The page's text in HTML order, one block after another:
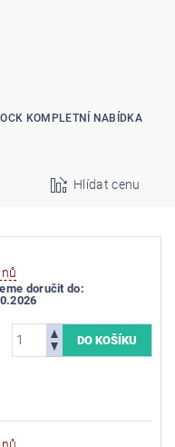
KOMPLETNÍ NABÍDKA
Hlídat cenu
doručit do: